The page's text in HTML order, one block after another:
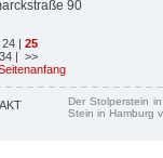
90
24 | 25
| >>
Der Stolperstein
Stein in Hamburg